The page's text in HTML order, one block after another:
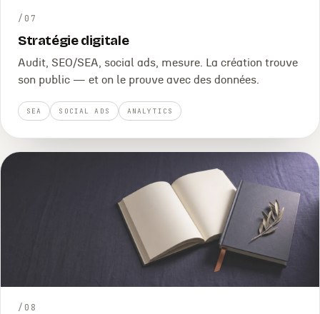
/ 07
Stratégie digitale
Audit, SEO/SEA, social ads, mesure. La création trouve
son public — et on le prouve avec des données.
SEA SOCIAL ADS ANALYTICS
/ 08